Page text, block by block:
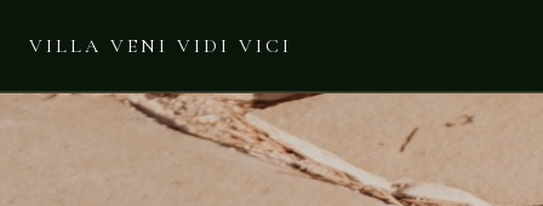
VILLA VENI VIDI VICI